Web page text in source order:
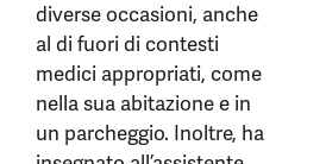
diverse occasioni, anche
al di fuori di contesti
medici appropriati, come
nella sua abitazione e in
un parcheggio. Inoltre, ha